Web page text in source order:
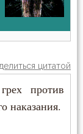
цитатой
против
наказания.